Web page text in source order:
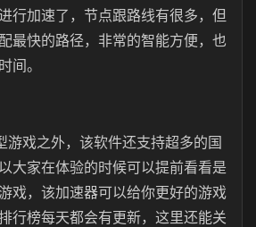
行加速了，节点跟路线有很多，但
最快的路径，非常的智能方便，也
间。
游戏之外，该软件还支持超多的国
大家在体验的时候可以提前看看是
戏，该加速器可以给你更好的游戏
行榜每天都会有更新，这里还能关